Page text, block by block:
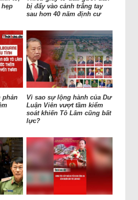
hẹp
bị đẩy vào cảnh trắng tay
sau hơn 40 năm định cư
phản
Vì sao sự lộng hành của Dư
Luận Viên vượt tầm kiểm
soát khiến Tô Lâm cũng bất
lực?